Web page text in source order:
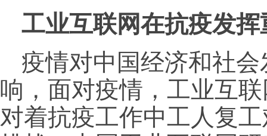
工业互联网在抗疫发挥
疫情对中国经济和社
响，面对疫情，工业互
对着抗疫工作中工人复